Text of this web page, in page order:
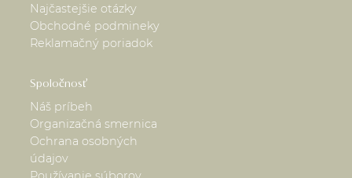
Najčastejšie otázky
Obchodné podmineky
Reklamačný poriadok
Spoločnosť
Náš príbeh
Organizačná smernica
Ochrana osobných
údajov